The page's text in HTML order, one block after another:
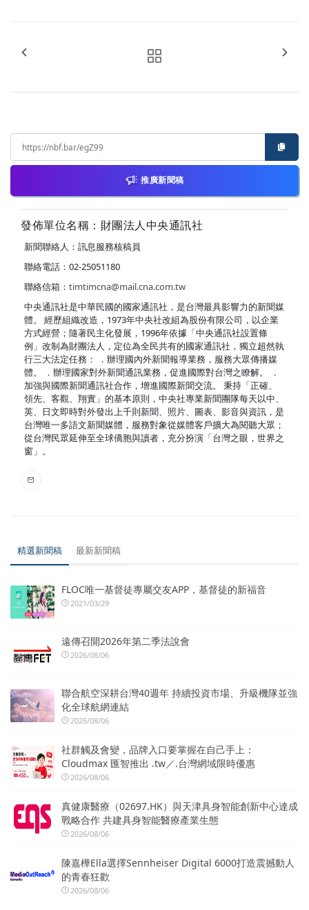
推廣新聞稿
發佈單位名稱：財團法人中央通訊社
新聞聯絡人：訊息服務核稿員
聯絡電話：02-25051180
聯絡信箱： timtimcna@mail.cna.com.tw
中央通訊社是中華民國的國家通訊社，是台灣最具影響力的新聞媒
體。 經歷組織改造，1973年中央社改組為股份有限公司，以企業
方式經營；隨著民主化發展，1996年依據「中央通訊社設置條
例」改制為財團法人，定位為全民共有的國家通訊社，獨立超然執
行三大法定任務： ．辦理國內外新聞報導業務，服務大眾傳播媒
體。 ．辦理國家對外新聞通訊業務，促進國際對台灣之瞭解。 ．
加強與國際新聞通訊社合作，增進國際新聞交流。 秉持「正確、
領先、客觀、翔實」的基本原則，中央社專業新聞團隊每天以中、
英、日文即時對外發出上千則新聞、照片、圖表、影音與資訊，是
台灣唯一多語文新聞媒體，服務對象從媒體客戶擴大為閱聽大眾；
從台灣民眾延伸至全球僑胞與讀者，充分扮演「台灣之眼，世界之
窗」。
精選新聞稿 最新新聞稿
FLOC唯一基督徒專屬交友APP，基督徒的新福音
2021/03/29
遠傳召開2026年第二季法說會
2026/08/06
聯合航空深耕台灣40週年 持續投資市場、升級機隊並強
化全球航網連結
2026/08/06
社群觸及會變，品牌入口要掌握在自己手上：
Cloudmax 匯智推出 .tw／.台灣網域限時優惠
2026/08/06
真健康醫療（02697.HK）與天津具身智能創新中心達成
戰略合作 共建具身智能醫療產業生態
2026/08/06
陳嘉樺Ella選擇Sennheiser Digital 6000打造震撼動人
的青春狂歡
2026/08/06